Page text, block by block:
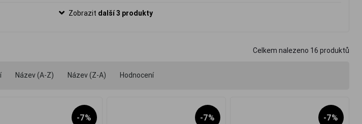
Zobrazit další 3 produkty
Celkem nalezeno 16 produktů
Název (A-Z) Název (Z-A) Hodnocení
-7% -7% -7%